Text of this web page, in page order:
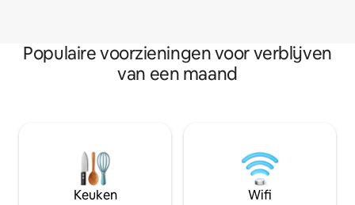
Populaire voorzieningen voor verblijven
van een maand
Keuken Wifi